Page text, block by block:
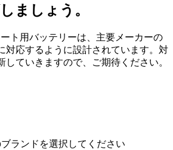
ましょう。
ト用バッテリーは、主要メーカーの
対応するように設計されています。対
していきますので、ご期待ください。
ランドを選択してください